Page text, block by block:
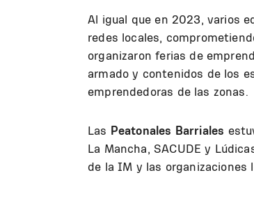
Al igual que en 2023, varios
redes locales,
organizaron ferias de
armado y contenidos de los
emprendedoras de las zonas.
Las Peatonales Barriales
La Mancha, SACUDE y
de la IM y las organizaciones